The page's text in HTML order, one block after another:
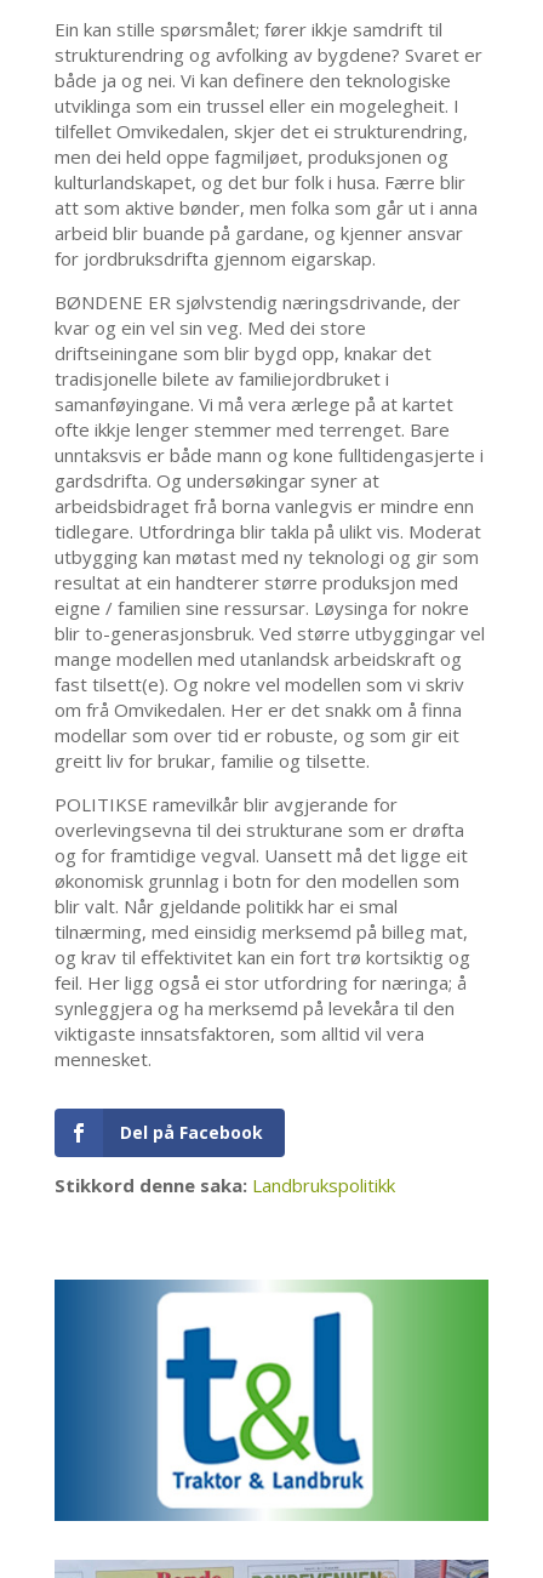
Ein kan stille spørsmålet; fører ikkje samdrift til
strukturendring og avfolking av bygdene? Svaret er
både ja og nei. Vi kan definere den teknologiske
utviklinga som ein trussel eller ein mogelegheit. I
tilfellet Omvikedalen, skjer det ei strukturendring,
men dei held oppe fagmiljøet, produksjonen og
kulturlandskapet, og det bur folk i husa. Færre blir
att som aktive bønder, men folka som går ut i anna
arbeid blir buande på gardane, og kjenner ansvar
for jordbruksdrifta gjennom eigarskap.
BØNDENE ER sjølvstendig næringsdrivande, der
kvar og ein vel sin veg. Med dei store
driftseiningane som blir bygd opp, knakar det
tradisjonelle bilete av familiejordbruket i
samanføyingane. Vi må vera ærlege på at kartet
ofte ikkje lenger stemmer med terrenget. Bare
unntaksvis er både mann og kone fulltidengasjerte i
gardsdrifta. Og undersøkingar syner at
arbeidsbidraget frå borna vanlegvis er mindre enn
tidlegare. Utfordringa blir takla på ulikt vis. Moderat
utbygging kan møtast med ny teknologi og gir som
resultat at ein handterer større produksjon med
eigne / familien sine ressursar. Løysinga for nokre
blir to-generasjonsbruk. Ved større utbyggingar vel
mange modellen med utanlandsk arbeidskraft og
fast tilsett(e). Og nokre vel modellen som vi skriv
om frå Omvikedalen. Her er det snakk om å finna
modellar som over tid er robuste, og som gir eit
greitt liv for brukar, familie og tilsette.
POLITIKSE ramevilkår blir avgjerande for
overlevingsevna til dei strukturane som er drøfta
og for framtidige vegval. Uansett må det ligge eit
økonomisk grunnlag i botn for den modellen som
blir valt. Når gjeldande politikk har ei smal
tilnærming, med einsidig merksemd på billeg mat,
og krav til effektivitet kan ein fort trø kortsiktig og
feil. Her ligg også ei stor utfordring for næringa; å
synleggjera og ha merksemd på levekåra til den
viktigaste innsatsfaktoren, som alltid vil vera
mennesket.
Del på Facebook
Stikkord denne saka: Landbrukspolitikk